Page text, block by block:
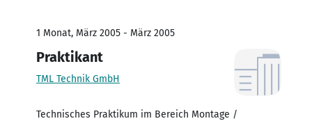
1 Monat, März 2005 - März 2005
Praktikant
TML Technik GmbH
Technisches Praktikum im Bereich Montage /